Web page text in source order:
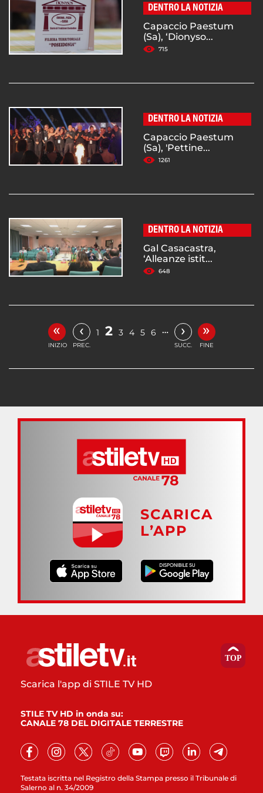
DENTRO LA NOTIZIA
Capaccio Paestum
(Sa), ‘Dionyso...
715
DENTRO LA NOTIZIA
Capaccio Paestum
(Sa), 'Pettine...
1261
DENTRO LA NOTIZIA
Gal Casacastra,
‘Alleanze istit...
648
«
INIZIO
‹
PREC.
1 2 3 4 5 6 … ›
SUCC.
»
FINE
SCARICA
L’APP
Testata iscritta nel Registro della Stampa presso il Tribunale di
Salerno al n. 34/2009
Scarica l'app di STILE TV HD
STILE TV HD in onda su:
CANALE 78 DEL DIGITALE TERRESTRE